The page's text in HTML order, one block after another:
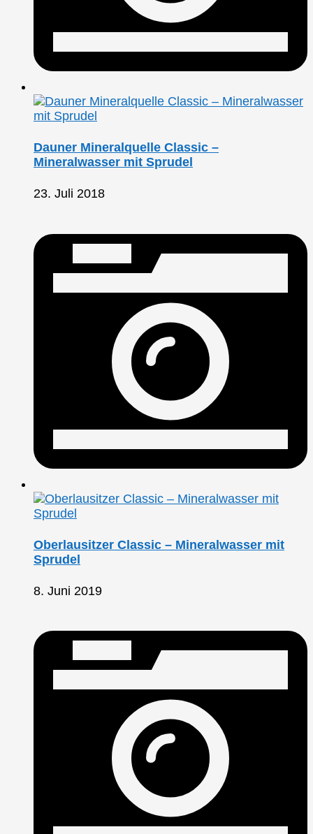
Dauner Mineralquelle Classic –
Mineralwasser mit Sprudel
23. Juli 2018
Oberlausitzer Classic – Mineralwasser mit
Sprudel
8. Juni 2019